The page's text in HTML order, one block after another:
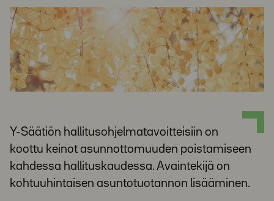
Y-Säätiön hallitusohjelmatavoitteisiin on
koottu keinot asunnottomuuden poistamiseen
kahdessa hallituskaudessa. Avaintekijä on
kohtuuhintaisen asuntotuotannon lisääminen.